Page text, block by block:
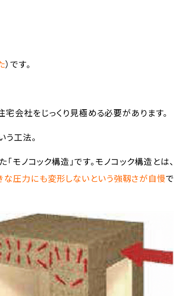
）です。
会社をじっくり見極める必要があります。
う工法。
ノコック構造」です。モノコック構造とは、
な圧力にも変形しないという強靱さが自慢で